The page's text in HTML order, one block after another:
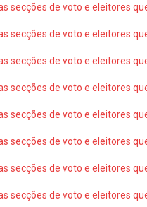
secções de voto e eleitores
secções de voto e eleitores
secções de voto e eleitores
secções de voto e eleitores
secções de voto e eleitores
secções de voto e eleitores
secções de voto e eleitores
secções de voto e eleitores